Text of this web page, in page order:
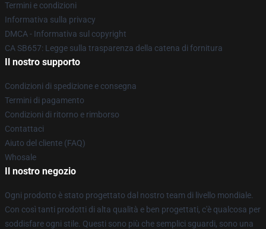
Termini e condizioni
Informativa sulla privacy
DMCA - Informativa sul copyright
CA SB657: Legge sulla trasparenza della catena di fornitura
Il nostro supporto
Condizioni di spedizione e consegna
Termini di pagamento
Condizioni di ritorno e rimborso
Contattaci
Aiuto del cliente (FAQ)
Whosale
Il nostro negozio
Ogni prodotto è stato progettato dal nostro team di livello mondiale.
Con così tanti prodotti di alta qualità e ben progettati, c'è qualcosa per
soddisfare ogni stile. Questi sono più che semplici sguardi, sono una